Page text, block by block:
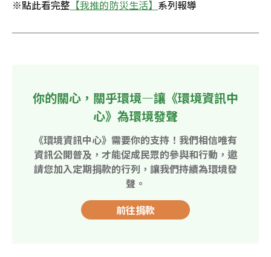
※點此看完整 【我推的防災生活】 系列報導
你的關心，關乎環境—讓《環境資訊中
心》為環境發聲
《環境資訊中心》需要你的支持！我們相信唯有
資訊公開普及，才能促成民眾的參與和行動，邀
請您加入定期捐款的行列，讓我們持續為環境發
聲。
前往捐款